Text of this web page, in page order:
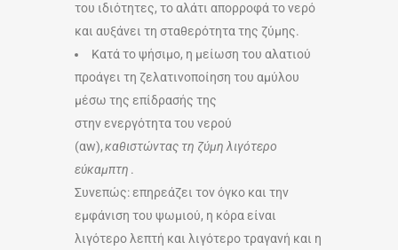
του ιδιότητες, το αλάτι απορροφά το νερό
και αυξάνει τη σταθερότητα της ζύμης.
Κατά το ψήσιμο, η μείωση του αλατιού
προάγει τη ζελατινοποίηση του αμύλου
μέσω της επίδρασής της
στην ενεργότητα του νερού
(αw),καθιστώντας τη ζύμη λιγότερο
εύκαμπτη .
Συνεπώς: επηρεάζει τον όγκο και την
εμφάνιση του ψωμιού, η κόρα είναι
λιγότερο λεπτή και λιγότερο τραγανή και η